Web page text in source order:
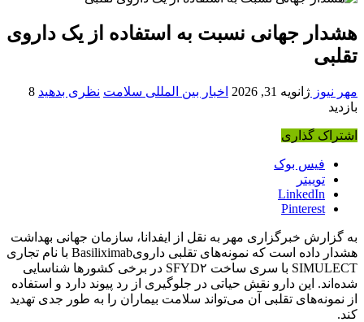
هشدار جهانی نسبت به استفاده از یک داروی
تقلبی
مهر نیوز ژانویه 31, 2026 اخبار بین المللی سلامت نظری بدهید 8
بازدید
اشتراک گذاری
فیس بوک
توییتر
LinkedIn
Pinterest
به گزارش خبرگزاری مهر به نقل از ایفدانا، سازمان جهانی بهداشت
هشدار داده است که نمونه‌های تقلبی دارویBasiliximab با نام تجاری
SIMULECT با سری ساخت SFYD۲ در برخی کشورها شناسایی
شده‌اند. این دارو نقش حیاتی در جلوگیری از رد پیوند دارد و استفاده
از نمونه‌های تقلبی آن می‌تواند سلامت بیماران را به طور جدی تهدید
کند.